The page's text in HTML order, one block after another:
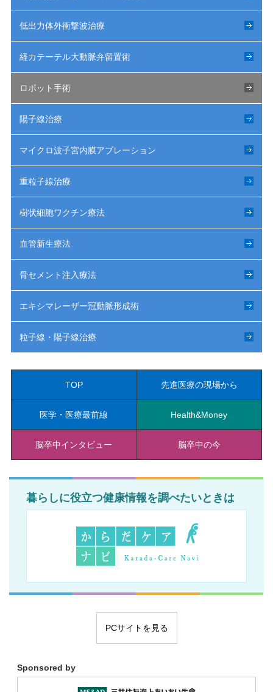
低出力体外衝撃波治療
経カテーテル大動脈弁留置術
ロボット手術
陽子線治療
マイクロ波子宮内膜アブレーション
重粒子線治療
樹状細胞ワクチン療法
血管新生療法
骨セメント注入療法
エキシマレーザー冠動脈形成術
粒子線・陽子線治療
TOP 先進医療の現場から
医学・医療最前線 Health&Money
脳卒中インタビュー 脳卒中の今
暮らしに役立つ健康情報を調べたいときは
PCサイトを見る
Sponsored by